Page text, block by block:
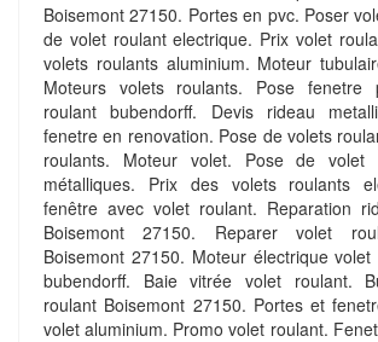
Boisemont 27150. Portes en pvc. Poser
de volet roulant electrique. Prix volet
volets roulants aluminium. Moteur
Moteurs volets roulants. Pose fenetre
roulant bubendorff. Devis rideau
fenetre en renovation. Pose de volets
roulants. Moteur volet. Pose de volet
métalliques. Prix des volets roulants
fenêtre avec volet roulant. Reparation
Boisemont 27150. Reparer volet
Boisemont 27150. Moteur électrique
bubendorff. Baie vitrée volet roulant.
roulant Boisemont 27150. Portes et
volet aluminium. Promo volet roulant.